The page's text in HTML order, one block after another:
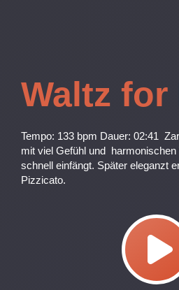
Waltz for
Tempo: 133 bpm Dauer: 02:41
mit viel Gefühl und harmonischen
schnell einfängt. Später eleganzt
Pizzicato.